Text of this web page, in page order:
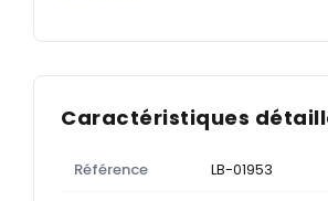
Caractéristiques
Référence LB-01953